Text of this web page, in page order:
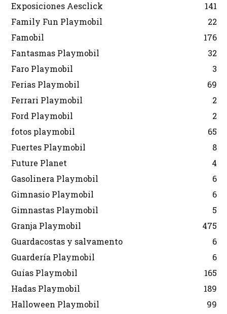
Exposiciones Aesclick
141
Family Fun Playmobil
22
Famobil
176
Fantasmas Playmobil
32
Faro Playmobil
3
Ferias Playmobil
69
Ferrari Playmobil
2
Ford Playmobil
2
fotos playmobil
65
Fuertes Playmobil
8
Future Planet
4
Gasolinera Playmobil
6
Gimnasio Playmobil
6
Gimnastas Playmobil
5
Granja Playmobil
475
Guardacostas y salvamento
6
Guardería Playmobil
6
Guías Playmobil
165
Hadas Playmobil
189
Halloween Playmobil
99